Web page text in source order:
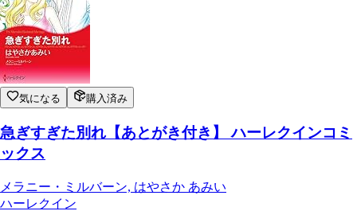
気になる 購入済み
急ぎすぎた別れ【あとがき付き】 ハーレクインコミ
ックス
メラニー・ミルバーン, はやさか あみい
ハーレクイン